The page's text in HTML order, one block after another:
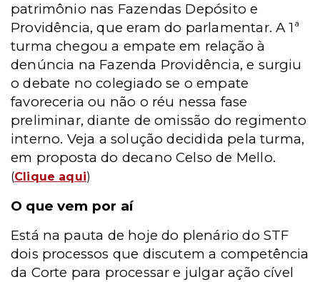
patrimônio nas Fazendas Depósito e
Providência, que eram do parlamentar. A 1ª
turma chegou a empate em relação à
denúncia na Fazenda Providência, e surgiu
o debate no colegiado se o empate
favoreceria ou não o réu nessa fase
preliminar, diante de omissão do regimento
interno. Veja a solução decidida pela turma,
em proposta do decano Celso de Mello.
(Clique aqui)
O que vem por aí
Está na pauta de hoje do plenário do STF
dois processos que discutem a competência
da Corte para processar e julgar ação cível